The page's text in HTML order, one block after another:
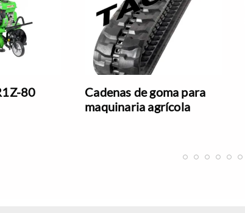
80
Cadenas de goma para
maquinaria agrícola